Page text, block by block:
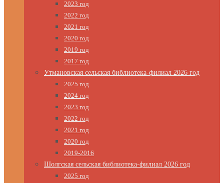
2023 год
2022 год
2021 год
2020 год
2019 год
2017 год
Утмановская сельская библиотека-филиал 2026 год
2025 год
2024 год
2023 год
2022 год
2021 год
2020 год
2019-2016
Шолгская сельская библиотека-филиал 2026 год
2025 год